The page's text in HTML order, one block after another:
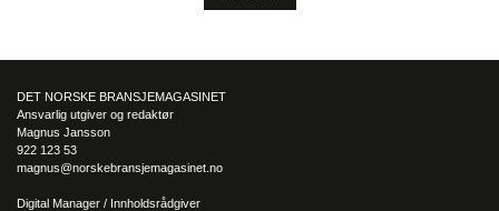
DET NORSKE BRANSJEMAGASINET
Ansvarlig utgiver og redaktør
Magnus Jansson
922 123 53
magnus@norskebransjemagasinet.no
Digital Manager / Innholdsrådgiver